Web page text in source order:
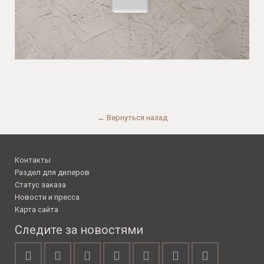
← Вернуться назад
Контакты
Раздел для дилеров
Статус заказа
Новости и пресса
Карта сайта
Следите за новостями